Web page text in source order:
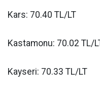
Kars: 70.40 TL/LT
Kastamonu: 70.02 TL/
Kayseri: 70.33 TL/LT